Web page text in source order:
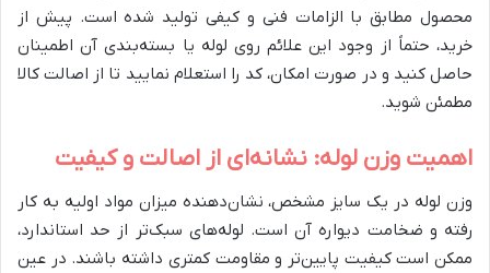
محصول مطابق با الزامات فنی و کیفی تولید شده است. پیش از
خرید، حتماً از وجود این علائم روی لوله یا بسته‌بندی آن اطمینان
حاصل کنید و در صورت امکان، کد را استعلام نمایید تا از اصالت کالا
مطمئن شوید.
اهمیت وزن لوله: نشانه‌ای از اصالت و کیفیت
وزن لوله در یک سایز مشخص، نشان‌دهنده میزان مواد اولیه به کار
رفته و ضخامت دیواره آن است. لوله‌های سبک‌تر از حد استاندارد،
ممکن است کیفیت پایین‌تر و مقاومت کمتری داشته باشند. در عین